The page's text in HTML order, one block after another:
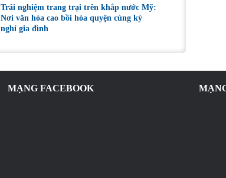
Trải nghiệm trang trại trên khắp nước Mỹ:
Nơi văn hóa cao bồi hòa quyện cùng kỳ
nghỉ gia đình
MẠNG FACEBOOK